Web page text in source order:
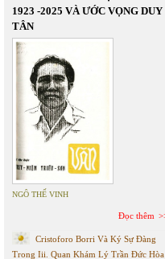
1923 -2025 VÀ ƯỚC VỌNG DUY
TÂN
NGÔ THẾ VINH
Đọc thêm
Cristoforo Borri Và Ký Sự Đàng
Trong Iii. Quan Khám Lý Trần Đức Hòa